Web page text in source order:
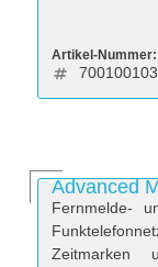
Artikel-Nummer:
Advanced
Fernmelde-
Zeitmarken